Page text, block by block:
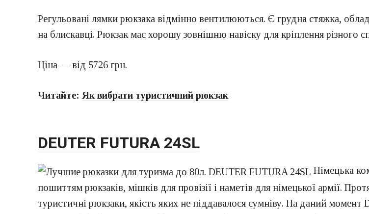
Регульовані лямки рюкзака відмінно вентилюються. Є грудна стяжка,
на блискавці. Рюкзак має хорошу зовнішню навіску для кріплення різного
Ціна — від 5726 грн.
Читайте: Як вибрати туристичний рюкзак
DEUTER FUTURA 24SL
Німецька
пошиттям рюкзаків, мішків для провізії і наметів для німецької армії.
туристичні рюкзаки, якість яких не піддавалося сумніву. На даний